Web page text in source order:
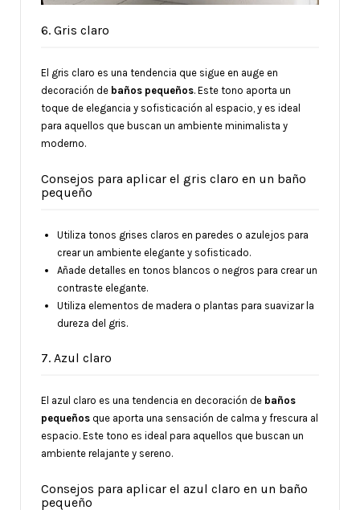
6. Gris claro
El gris claro es una tendencia que sigue en auge en
decoración de baños pequeños. Este tono aporta un
toque de elegancia y sofisticación al espacio, y es ideal
para aquellos que buscan un ambiente minimalista y
moderno.
Consejos para aplicar el gris claro en un baño
pequeño
Utiliza tonos grises claros en paredes o azulejos para
crear un ambiente elegante y sofisticado.
Añade detalles en tonos blancos o negros para crear un
contraste elegante.
Utiliza elementos de madera o plantas para suavizar la
dureza del gris.
7. Azul claro
El azul claro es una tendencia en decoración de baños
pequeños que aporta una sensación de calma y frescura al
espacio. Este tono es ideal para aquellos que buscan un
ambiente relajante y sereno.
Consejos para aplicar el azul claro en un baño
pequeño